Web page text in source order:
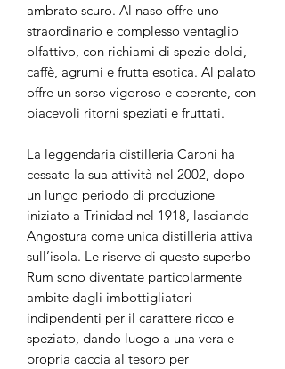
ambrato scuro. Al naso offre uno
straordinario e complesso ventaglio
olfattivo, con richiami di spezie dolci,
caffè, agrumi e frutta esotica. Al palato
offre un sorso vigoroso e coerente, con
piacevoli ritorni speziati e fruttati.
La leggendaria distilleria Caroni ha
cessato la sua attività nel 2002, dopo
un lungo periodo di produzione
iniziato a Trinidad nel 1918, lasciando
Angostura come unica distilleria attiva
sull’isola. Le riserve di questo superbo
Rum sono diventate particolarmente
ambite dagli imbottigliatori
indipendenti per il carattere ricco e
speziato, dando luogo a una vera e
propria caccia al tesoro per